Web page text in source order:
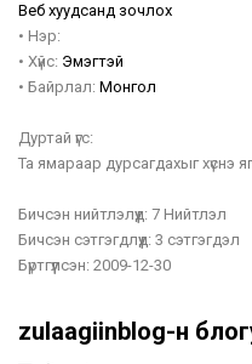
Веб хуудсанд зочлох
• Нэр:
• Хүйс: Эмэгтэй
• Байрлал: Монгол
Дуртай үгс:
Та ямараар дурсагдахыг хүснэ
Бичсэн нийтлэлүүд: 7 Нийтлэл
Бичсэн сэтгэгдлүүд: 3 сэтгэгдэл
Бүртгүүлсэн: 2009-12-30
zulaagiinblog-н